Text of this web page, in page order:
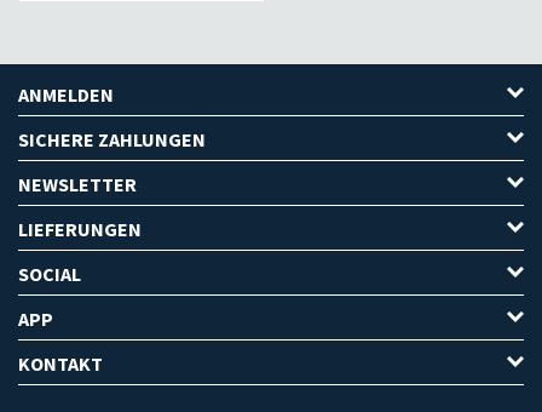
ANMELDEN
SICHERE ZAHLUNGEN
NEWSLETTER
LIEFERUNGEN
SOCIAL
APP
KONTAKT